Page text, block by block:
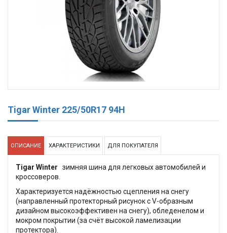
Tigar Winter 225/50R17 94H
ОПИСАНИЕ ХАРАКТЕРИСТИКИ ДЛЯ ПОКУПАТЕЛЯ
Tigar Winter зимняя шина для легковых автомобилей и
кроссоверов.
Характеризуется надёжностью сцепления на снегу
(направленный протекторный рисунок с V-образным
дизайном высокоэффективен на снегу), обледенелом и
мокром покрытии (за счёт высокой ламелизации
протектора).